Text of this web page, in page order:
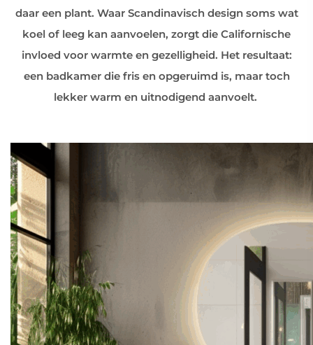
daar een plant. Waar Scandinavisch design soms wat
koel of leeg kan aanvoelen, zorgt die Californische
invloed voor warmte en gezelligheid. Het resultaat:
een badkamer die fris en opgeruimd is, maar toch
lekker warm en uitnodigend aanvoelt.